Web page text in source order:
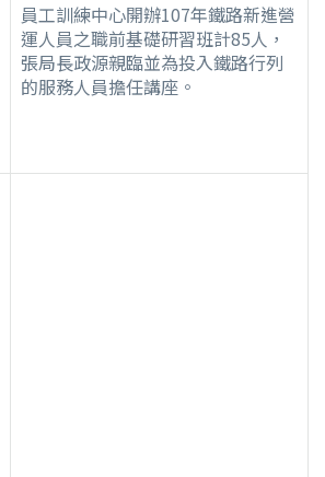
員工訓練中心開辦107年鐵路新進營
運人員之職前基礎研習班計85人，
張局長政源親臨並為投入鐵路行列
的服務人員擔任講座。